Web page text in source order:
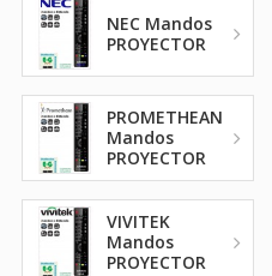
NEC Mandos
PROYECTOR
PROMETHEAN
Mandos
PROYECTOR
VIVITEK
Mandos
PROYECTOR